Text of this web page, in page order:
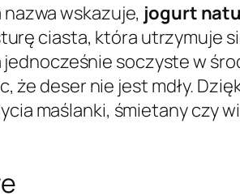
wskazuje, jogurt
ciasta, która utrzymuje
jednocześnie soczyste w
że deser nie jest mdły.
maślanki, śmietany czy